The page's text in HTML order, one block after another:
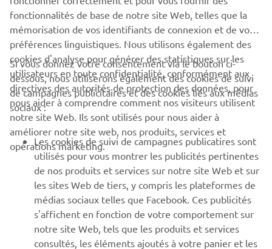
CORPORATE
PROS & B2B
PLUS YAMAHA
SUPPORT
NEWSLETTER
fonctionnalités de base de notre site Web, telles que la
mémorisation de vos identifiants de connexion et de vos
préférences linguistiques. Nous utilisons également des
cookies d'analyse pour générer des statistiques sur les
utilisateurs en toute confidentialité, conformément aux
directives des autorités de protection des données, pour
nous aider à comprendre comment nos visiteurs utilisent
notre site Web. Ils sont utilisés pour nous aider à
améliorer notre site web, nos produits, services et
opérations marketing.
Si vous donnez votre consentement via le bouton ci-
dessous, nous utiliserons également des cookies de suivi
de campagnes publicitaires et des cookies liés aux médias
sociaux :
Les cookies de suivi de campagnes publicatires sont
utilisés pour vous montrer les publicités pertinentes
de nos produits et services sur notre site Web et sur
les sites Web de tiers, y compris les plateformes de
médias sociaux telles que Facebook. Ces publicités
s'affichent en fonction de votre comportement sur
notre site Web, tels que les produits et services
consultés, les éléments ajoutés à votre panier et les